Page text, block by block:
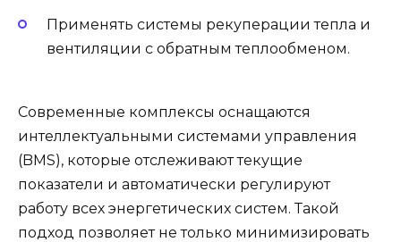
Применять системы рекуперации тепла и
вентиляции с обратным теплообменом.
Современные комплексы оснащаются
интеллектуальными системами управления
(BMS), которые отслеживают текущие
показатели и автоматически регулируют
работу всех энергетических систем. Такой
подход позволяет не только минимизировать